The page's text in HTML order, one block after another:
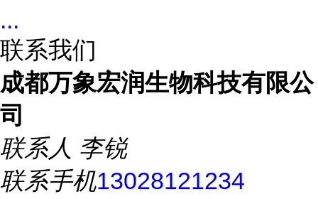
...
联系我们
成都万象宏润生物科技有限公
司
联系人 李锐
联系手机13028121234